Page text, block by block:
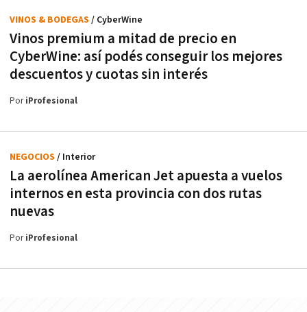
Vinos premium a mitad de precio en
CyberWine: así podés conseguir los mejores
descuentos y cuotas sin interés
VINOS & BODEGAS / CyberWine
PoriProfesional
La aerolínea American Jet apuesta a vuelos
internos en esta provincia con dos rutas
nuevas
NEGOCIOS / Interior
PoriProfesional